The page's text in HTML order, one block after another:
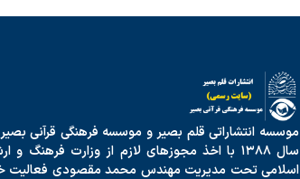
موسسه انتشاراتی قلم بصیر و موسسه فرهنگی قرآنی
سال ۱۳۸۸ با اخذ مجوزهای لازم از وزارت فرهنگ و
اسلامی تحت مدیریت مهندس محمد مقصودی فعالیت